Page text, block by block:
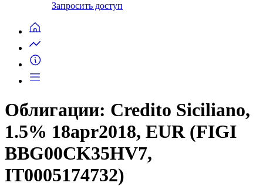
Запросить доступ
Облигации: Credito Siciliano,
1.5% 18apr2018, EUR (FIGI
BBG00CK35HV7,
IT0005174732)